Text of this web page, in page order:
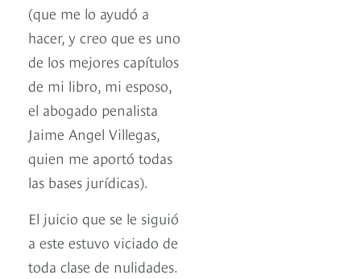
(que me lo ayudó a
hacer, y creo que es uno
de los mejores capítulos
de mi libro, mi esposo,
el abogado penalista
Jaime Angel Villegas,
quien me aportó todas
las bases jurídicas).
El juicio que se le siguió
a este estuvo viciado de
toda clase de nulidades.